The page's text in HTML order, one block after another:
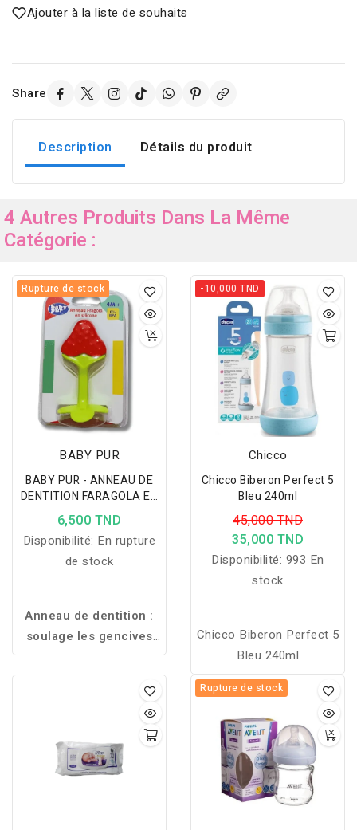
Ajouter à la liste de souhaits
Share
Description Détails du produit
4 Autres Produits Dans La Même
Catégorie :
Rupture de stock
BABY PUR
BABY PUR - ANNEAU DE
DENTITION FARAGOLA EN
SILICONE + 4MOIS
6,500 TND
Disponibilité: En rupture
de stock
Anneau de dentition :
soulage les gencives
douloureuses, texture
douce et souple,
surfaces massantes,
facile à saisir et sans
BPA pour bébé.
-10,000 TND
Chicco
Chicco Biberon Perfect 5
Bleu 240ml
45,000 TND
35,000 TND
Disponibilité: 993 En
stock
Chicco Biberon Perfect 5
Bleu 240ml
Rupture de stock